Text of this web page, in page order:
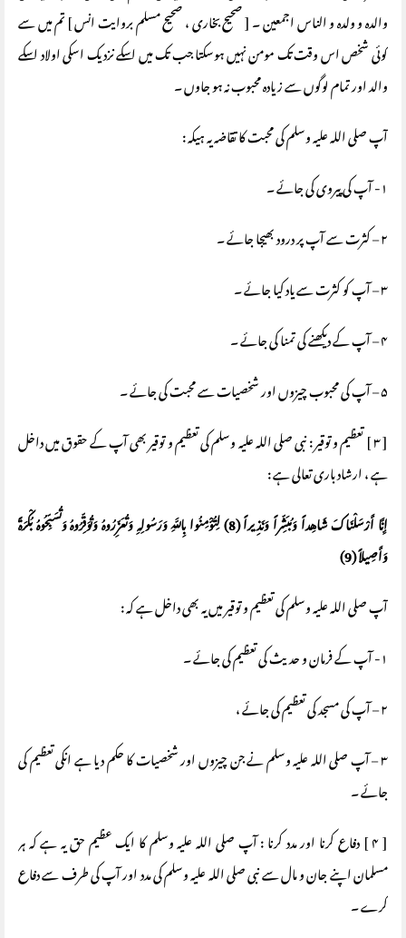
والدہ و ولدہ و الناس اجمعین ۔ [ صحیح بخاری ، صحیح مسلم بروایت انس ] تم میں سے
کوئی شخص اس وقت تک مومن نہیں ہوسکتا جب تک میں اسکے نزدیک اسکی اولاد اسکے
والد اور تمام لوگوں سے زیادہ محبوب نہ ہو جاوں ۔
آپ صلی اللہ علیہ وسلم کی محبت کا تقاضہ یہ ہیکہ :
۱- آپ کی پیروی کی جائے ۔
۲ – کثرت سے آپ پر درود بھیجا جائے ۔
۳ – آپ کو کثرت سے یاد کیا جائے ۔
۴ – آپ کے دیکھنے کی تمنا کی جائے ۔
۵ – آپ کی محبوب چیزوں اور شخصیات سے محبت کی جائے ۔
[ ۳ ] تعظیم و توقیر : نبی صلی اللہ علیہ وسلم کی تعظیم و توقیر بھی آپ کے حقوق میں داخل
ہے ، ارشاد باری تعالی ہے :
إِنَّا أَرْسَلْنَاكَ شَاهِداً وَمُبَشِّراً وَنَذِيراً (8) لِتُؤْمِنُوا بِاللَّهِ وَرَسُولِهِ وَتُعَزِّرُوهُ وَتُوَقِّرُوهُ وَتُسَبِّحُوهُ بُكْرَةً
وَأَصِيلاً (9)
آپ صلی اللہ علیہ وسلم کی تعظیم و توقیر میں یہ بھی داخل ہے کہ :
۱- آپ کے فرمان و حدیث کی تعظیم کی جائے ۔
۲ – آپ کی مسجد کی تعظیم کی جائے ،
۳ – آپ صلی اللہ علیہ وسلم نے جن چیزوں اور شخصیات کا حکم دیا ہے انکی تعظیم کی
جائے ۔
[ ۴ ] دفاع کرنا اور مدد کرنا : آپ صلی اللہ علیہ وسلم کا ایک عظیم حق یہ ہے کہ ہر
مسلمان اپنے جان و مال سے نبی صلی اللہ علیہ وسلم کی مدد اور آپ کی طرف سے دفاع
کرے ۔